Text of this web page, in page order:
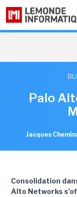
Palo
Jacques
Consolidation
Alto Networks